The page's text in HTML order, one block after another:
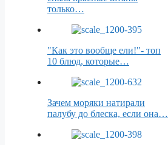
только…
"Как это вообще ели!"- топ
10 блюд, которые…
Зачем моряки натирали
палубу до блеска, если она…